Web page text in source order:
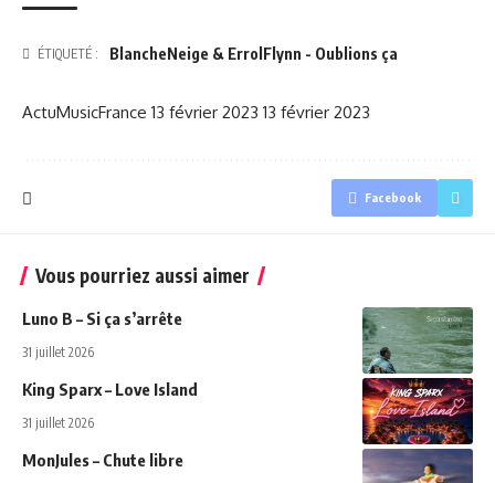
ÉTIQUETÉ : BlancheNeige & ErrolFlynn - Oublions ça
ActuMusicFrance 13 février 2023 13 février 2023
Facebook
Vous pourriez aussi aimer
Luno B – Si ça s’arrête
31 juillet 2026
King Sparx – Love Island
31 juillet 2026
MonJules – Chute libre